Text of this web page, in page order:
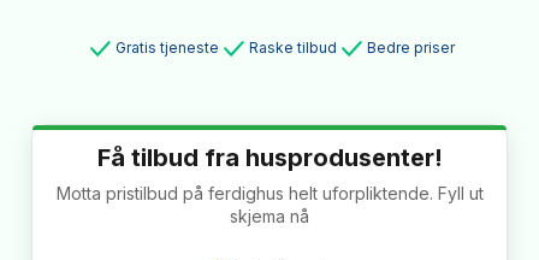
Gratis tjeneste Raske tilbud Bedre priser
Få tilbud fra husprodusenter!
Motta pristilbud på ferdighus helt uforpliktende. Fyll ut
skjema nå